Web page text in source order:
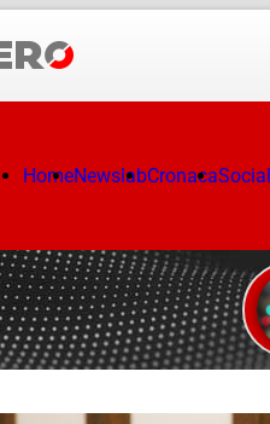
HomeNewslabCronaca